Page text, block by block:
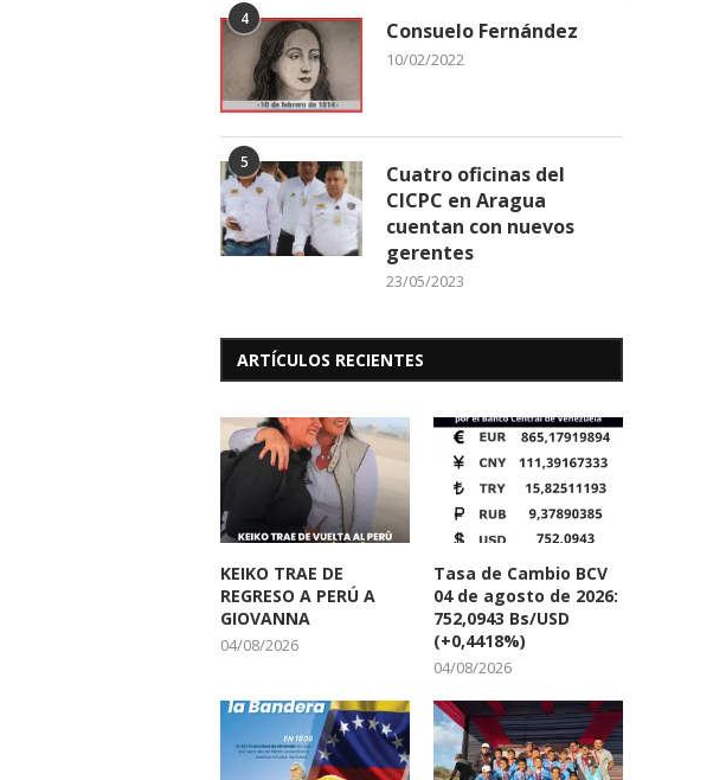
4 Consuelo Fernández
10/02/2022
5
Cuatro oficinas del
CICPC en Aragua
cuentan con nuevos
gerentes
23/05/2023
ARTÍCULOS RECIENTES
KEIKO TRAE DE
REGRESO A PERÚ A
GIOVANNA
04/08/2026
Tasa de Cambio BCV
04 de agosto de 2026:
752,0943 Bs/USD
(+0,4418%)
04/08/2026